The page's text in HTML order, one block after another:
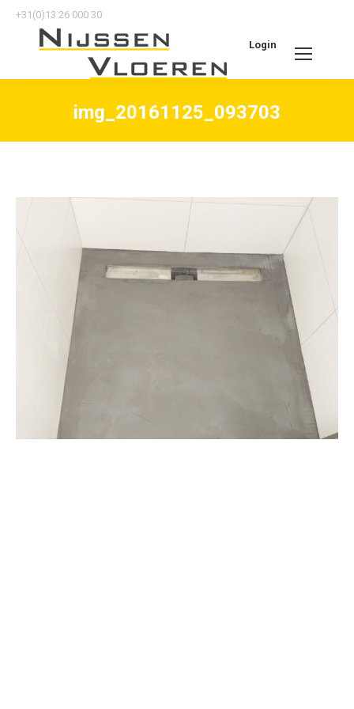
+31(0)13 26 000 30
Login
Search:
img_20161125_093703